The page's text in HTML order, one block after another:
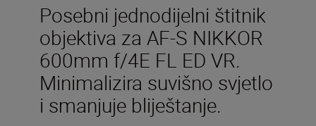
Posebni jednodijelni štitnik
objektiva za AF-S NIKKOR
600mm f/4E FL ED VR.
Minimalizira suvišno svjetlo
i smanjuje bliještanje.